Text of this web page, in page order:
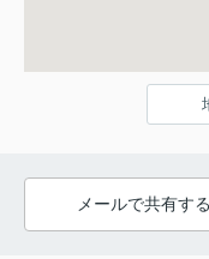
メールで共有する